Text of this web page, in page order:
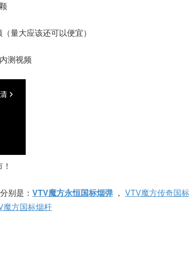
量大应该还可以便宜）
测视频
别是： VTV魔方永恒国标烟弹， VTV魔方传奇国
魔方国标烟杆